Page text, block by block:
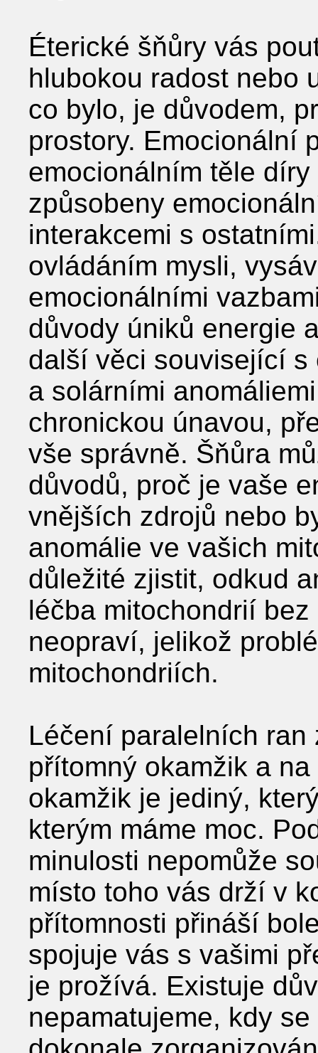
Éterické šňůry vás
hlubokou radost nebo
co bylo, je důvodem,
prostory. Emocionální
emocionálním těle
způsobeny
interakcemi s
ovládáním mysli,
emocionálními
důvody úniků energie
další věci související s
a solárními
chronickou únavou,
vše správně. Šňůra
důvodů, proč je vaše
vnějších zdrojů nebo
anomálie ve vašich
důležité zjistit, odkud
léčba mitochondrií
neopraví, jelikož
mitochondriích.
Léčení paralelních
přítomný okamžik a
okamžik je jediný,
kterým máme moc.
minulosti nepomůže
místo toho vás drží v
přítomnosti přináší
spojuje vás s vašimi
je prožívá. Existuje
nepamatujeme, kdy